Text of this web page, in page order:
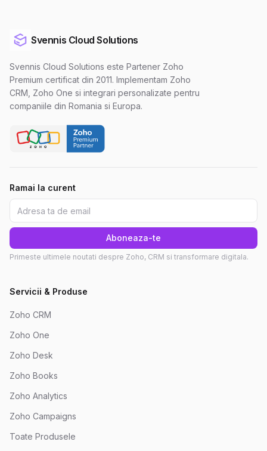
Svennis Cloud Solutions
Svennis Cloud Solutions este Partener Zoho
Premium certificat din 2011. Implementam Zoho
CRM, Zoho One si integrari personalizate pentru
companiile din Romania si Europa.
Ramai la curent
Aboneaza-te
Primeste ultimele noutati despre Zoho, CRM si transformare digitala.
Servicii & Produse
Zoho CRM
Zoho One
Zoho Desk
Zoho Books
Zoho Analytics
Zoho Campaigns
Toate Produsele